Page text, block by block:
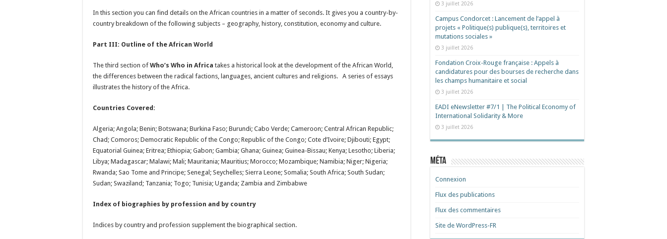
In this section you can find details on the African countries in a matter of seconds. It gives you a country-by-
country breakdown of the following subjects – geography, history, constitution, economy and culture.
Part III: Outline of the African World
The third section of Who’s Who in Africa takes a historical look at the development of the African World,
the differences between the radical factions, languages, ancient cultures and religions. A series of essays
illustrates the history of the Africa.
Countries Covered:
Algeria; Angola; Benin; Botswana; Burkina Faso; Burundi; Cabo Verde; Cameroon; Central African Republic;
Chad; Comoros; Democratic Republic of the Congo; Republic of the Congo; Cote d’Ivoire; Djibouti; Egypt;
Equatorial Guinea; Eritrea; Ethiopia; Gabon; Gambia; Ghana; Guinea; Guinea-Bissau; Kenya; Lesotho; Liberia;
Libya; Madagascar; Malawi; Mali; Mauritania; Mauritius; Morocco; Mozambique; Namibia; Niger; Nigeria;
Rwanda; Sao Tome and Principe; Senegal; Seychelles; Sierra Leone; Somalia; South Africa; South Sudan;
Sudan; Swaziland; Tanzania; Togo; Tunisia; Uganda; Zambia and Zimbabwe
Index of biographies by profession and by country
Indices by country and profession supplement the biographical section.
3 juillet 2026
Campus Condorcet : Lancement de l’appel à
projets « Politique(s) publique(s), territoires et
mutations sociales »
3 juillet 2026
Fondation Croix-Rouge française : Appels à
candidatures pour des bourses de recherche dans
les champs humanitaire et social
3 juillet 2026
EADI eNewsletter #7/1 | The Political Economy of
International Solidarity & More
3 juillet 2026
Méta
Connexion
Flux des publications
Flux des commentaires
Site de WordPress-FR